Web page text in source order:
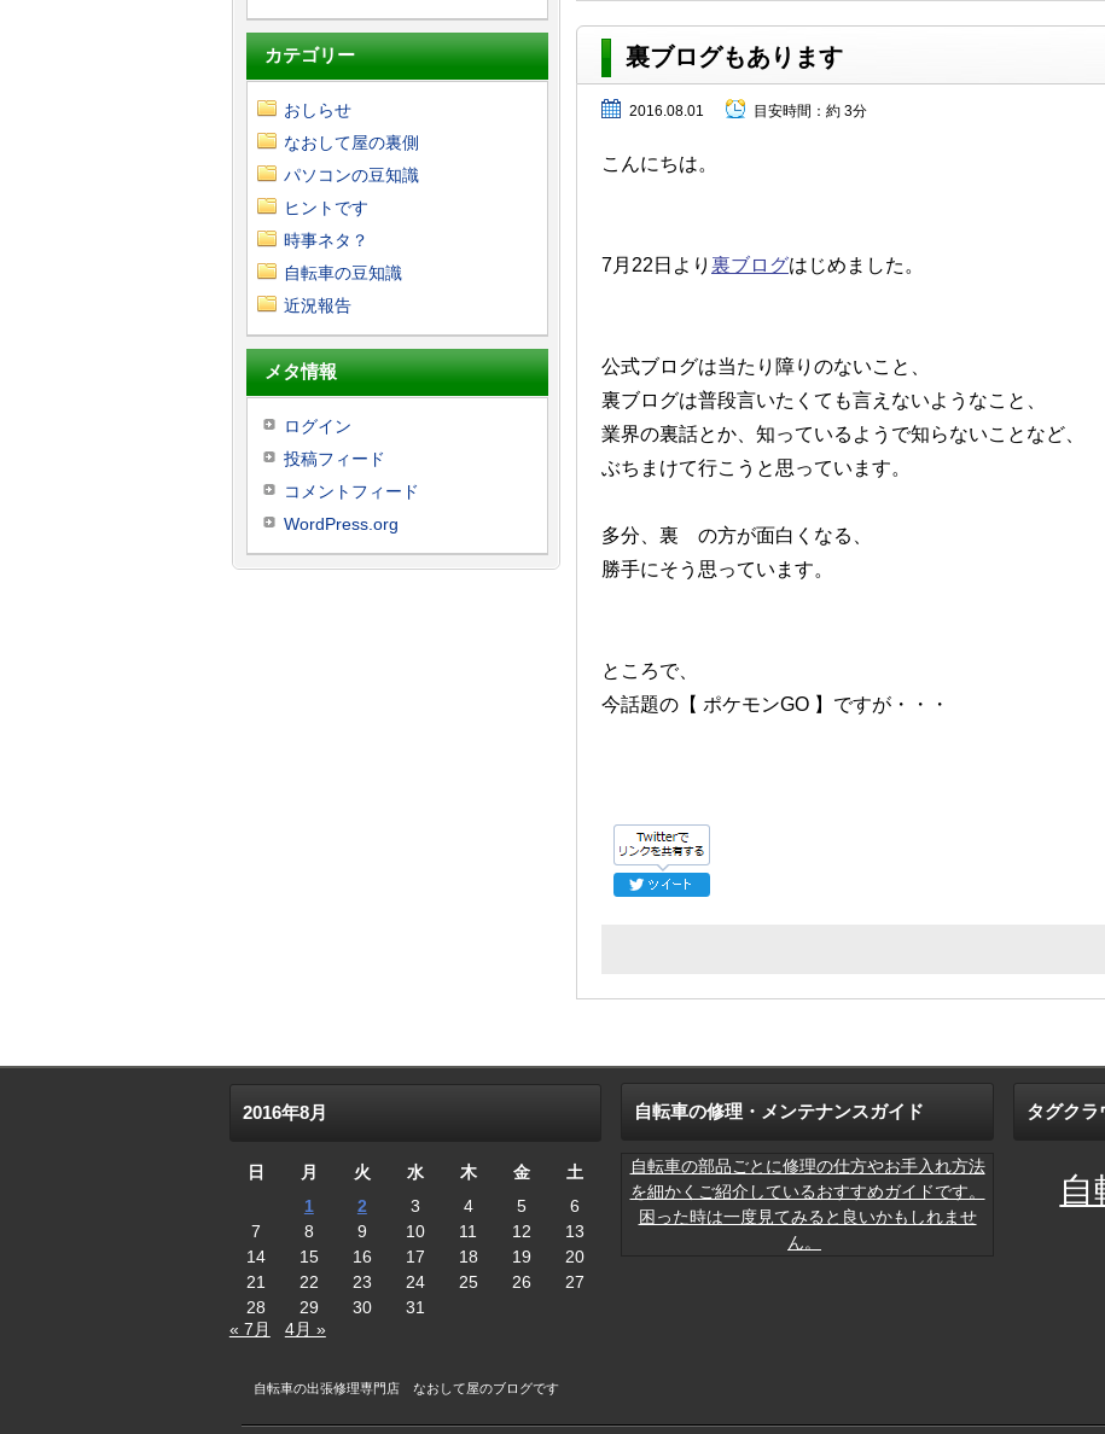
裏ブログもあります
2016.08.01 目安時間： 約 3分
こんにちは。
7月22日より 裏ブログはじめました。
公式ブログは当たり障りのないこと、
裏ブログは普段言いたくても言えないようなこと、
業界の裏話とか、知っているようで知らないことなど、
ぶちまけて行こうと思っています。
多分、裏 の方が面白くなる、
勝手にそう思っています。
ところで、
今話題の【 ポケモンGO 】ですが・・・
カテゴリー
おしらせ
なおして屋の裏側
パソコンの豆知識
ヒントです
時事ネタ？
自転車の豆知識
近況報告
メタ情報
ログイン
投稿フィード
コメントフィード
WordPress.org
2016年8月
日 月 火 水 木 金
土
1
2 3 4 5
6
7
8 9 10 11 12
13
14
15 16 17 18 19
20
21
22 23 24 25 26
27
28
29 30
31
« 7月
4月 »
自転車の修理・メンテナンスガイド
自転車の部品ごとに修理の仕方やお手入れ方法
を細かくご紹介しているおすすめガイドです。
困った時は一度見てみると良いかもしれませ
ん。
タグクラ
自転車の出張修理専門店 なおして屋のブログです